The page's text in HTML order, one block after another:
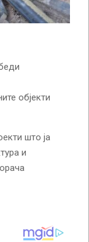
објекти
што ја
и